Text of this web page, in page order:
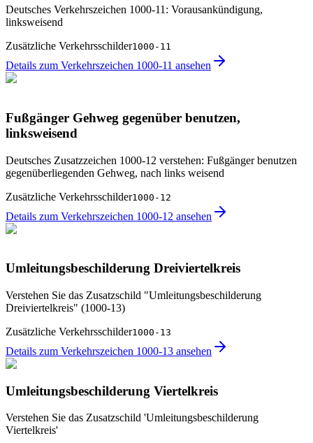
Deutsches Verkehrszeichen 1000-11: Vorausankündigung,
linksweisend
Zusätzliche Verkehrsschilder1000-11
Details zum Verkehrszeichen 1000-11 ansehen
Fußgänger Gehweg gegenüber benutzen,
linksweisend
Deutsches Zusatzzeichen 1000-12 verstehen: Fußgänger benutzen
gegenüberliegenden Gehweg, nach links weisend
Zusätzliche Verkehrsschilder1000-12
Details zum Verkehrszeichen 1000-12 ansehen
Umleitungsbeschilderung Dreiviertelkreis
Verstehen Sie das Zusatzschild "Umleitungsbeschilderung
Dreiviertelkreis" (1000-13)
Zusätzliche Verkehrsschilder1000-13
Details zum Verkehrszeichen 1000-13 ansehen
Umleitungsbeschilderung Viertelkreis
Verstehen Sie das Zusatzschild 'Umleitungsbeschilderung
Viertelkreis'